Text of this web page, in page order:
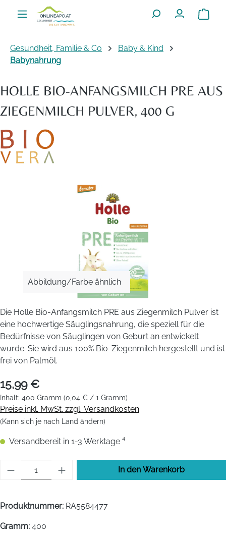
Zum Hauptinhalt springen
Gesundheit, Familie & Co
Baby & Kind
Babynahrung
HOLLE BIO-ANFANGSMILCH PRE AUS
ZIEGENMILCH PULVER, 400 G
Bildergalerie überspringen
Abbildung/Farbe ähnlich
Die Holle Bio-Anfangsmilch PRE aus Ziegenmilch Pulver ist
eine hochwertige Säuglingsnahrung, die speziell für die
Bedürfnisse von Säuglingen von Geburt an entwickelt
wurde. Sie wird aus 100% Bio-Ziegenmilch hergestellt und ist
frei von Palmöl.
15,99 €
Inhalt: 400 Gramm (0,04 € / 1 Gramm)
Preise inkl. MwSt. zzgl. Versandkosten
(Kann sich je nach Land ändern)
Versandbereit in 1-3 Werktage ⁴
Produkt Anzahl: Gib den gewünschten
In den Warenkorb
Produktnummer: RA5584477
Gramm: 400